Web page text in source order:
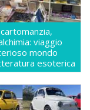
viaggio
mondo
esoterica